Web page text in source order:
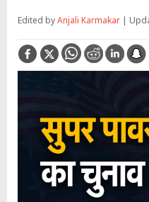
Edited byAnjali Karmakar |